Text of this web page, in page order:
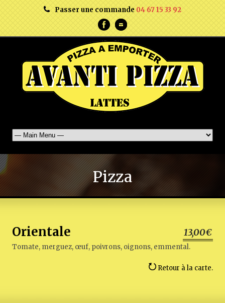
Passer une commande04 67 15 33 92
Pizza
Orientale 13,00€
Tomate, merguez, œuf, poivrons, oignons, emmental.
Retour à la carte.